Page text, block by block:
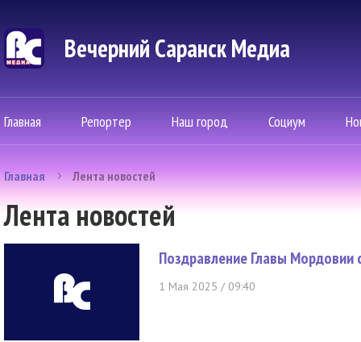
Вечерний Саранск Mедиа
Главная Репортер Наш город Социум
Главная Лента новостей
Лента новостей
Поздравление Главы Мордовии
1 Мая 2025 / 09:40